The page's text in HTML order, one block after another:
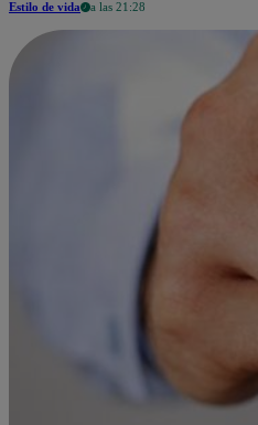
Estilo de vida a las 21:28